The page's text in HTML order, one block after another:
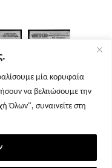
μία κορυφαία
να βελτιώσουμε την
Όλων", συναινείτε στη
3 Σελίδα 4